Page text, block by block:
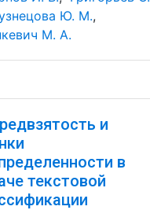
Ю. М.,
М. А.
и
в
текстовой